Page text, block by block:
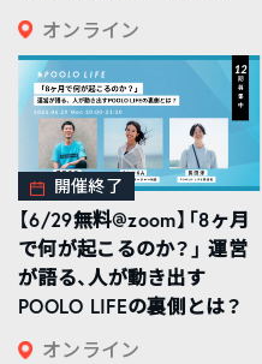
オンライン
開催終了
【6/29無料@zoom】「8ヶ月
で何が起こるのか？」 運営
が語る、人が動き出す
POOLO LIFEの裏側とは？
オンライン